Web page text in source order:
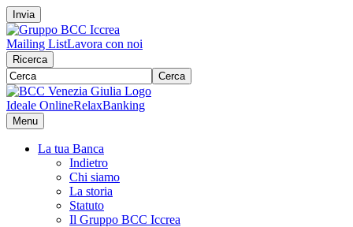
Invia
Mailing ListLavora con noi
Ricerca
Cerca
Ideale OnlineRelaxBanking
Menu
La tua Banca
Indietro
Chi siamo
La storia
Statuto
Il Gruppo BCC Iccrea